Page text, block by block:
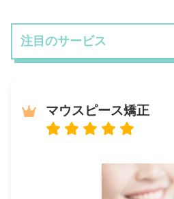
注目のサービス
マウスピース矯正